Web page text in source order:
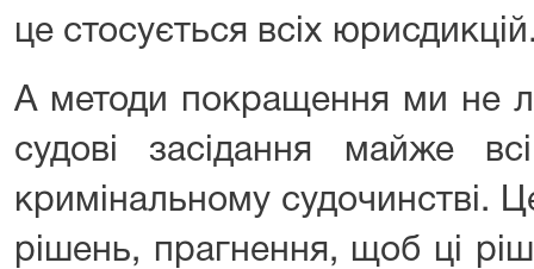
це стосується всіх
А методи покращення ми не
судові засідання майже
кримінальному судочинстві.
рішень, прагнення, щоб ці